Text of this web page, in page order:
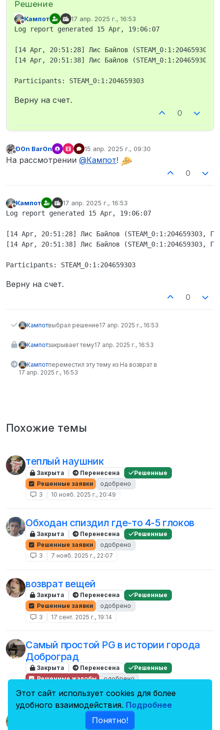
Не в сети
Кампот 17 апр. 2025 г., 16:53
отредактировано
Log report generated 15 Apr, 19:06:07
[14 Apr, 20:51:28] Лис Байлов
[14 Apr, 20:51:38] Лис Байлов
Верну на счет.
0
D0n Bar0n 15 апр. 2025 г., 09:30
отредактировано
На рассмотрении @Кампот!
0
Не в сети
Кампот 17 апр. 2025 г., 16:53
отредактировано
Log report generated 15 Apr, 19:06:07
[14 Apr, 20:51:28] Лис Байлов (STEAM_0:1:204659303,
[14 Apr, 20:51:38] Лис Байлов (STEAM_0:1:204659303,
Верну на счет.
0
Кампотвыбрал решение17 апр. 2025 г., 16:53
Кампотзакрывает тему17 апр. 2025 г., 16:53
Кампотпереместил эту тему из На возврат в
17 апр. 2025 г., 16:53
Похожие темы
теплый наушник
Закрыта Перенесена
Решенные
Решенные заявки
одобрено
3
10 нояб. 2025 г., 20:49
Обходан спиздил где-то 4-5 глоков
Закрыта Перенесена
Решенные
Решенные заявки
одобрено
3
7 нояб. 2025 г., 22:07
возврат вещей
Закрыта Перенесена
Решенные
Решенные заявки
одобрено
3
17 сент. 2025 г., 19:14
Самый простой PG в истории города
Доброград
Закрыта Перенесена
Решенные
Решенные жалобы
одобрено
Случайный MassFK
Этот сайт использует cookies для более
удобного взаимодействия. Подробнее
Понятно!